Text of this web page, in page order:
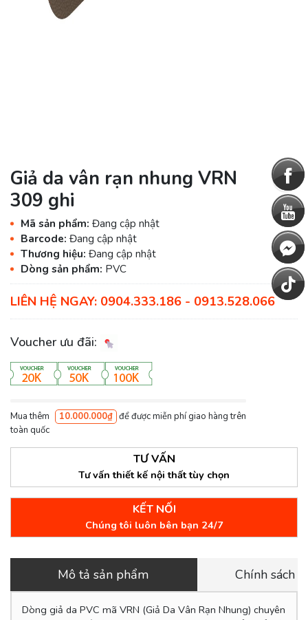
Giả da vân rạn nhung VRN
309 ghi
Mã sản phẩm: Đang cập nhật
Barcode: Đang cập nhật
Thương hiệu: Đang cập nhật
Dòng sản phẩm: PVC
LIÊN HỆ NGAY: 0904.333.186 - 0913.528.066
Voucher ưu đãi:
Mua thêm 10.000.000₫ để được miễn phí giao hàng trên
toàn quốc
TƯ VẤN
Tư vấn thiết kế nội thất tùy chọn
KẾT NỐI
Chúng tôi luôn bên bạn 24/7
Mô tả sản phẩm Chính sách
Dòng giả da PVC mã VRN (Giả Da Vân Rạn Nhung) chuyên